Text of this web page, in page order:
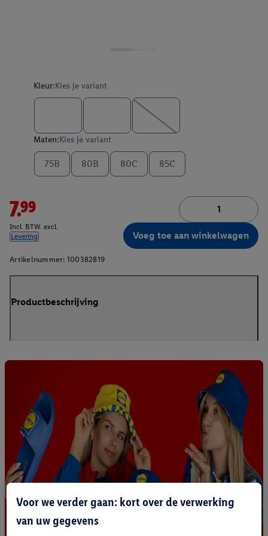
Kleur:Kies je variant
Maten:Kies je variant
75B 80B 80C 85C
7.99
Incl. BTW. excl.
Levering
Voeg toe aan winkelwagen
Artikelnummer: 100382819
Productbeschrijving
Voor we verder gaan: kort over de verwerking
van uw gegevens